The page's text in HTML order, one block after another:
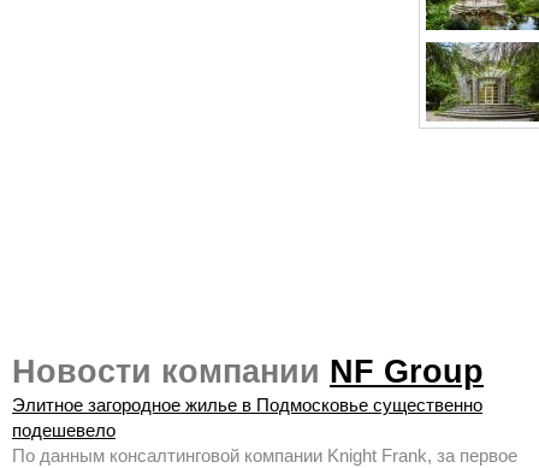
Новости компании NF Group
Элитное загородное жилье в Подмосковье существенно
подешевело
По данным консалтинговой компании Knight Frank, за первое